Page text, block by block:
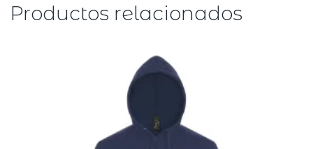
Productos relacionados